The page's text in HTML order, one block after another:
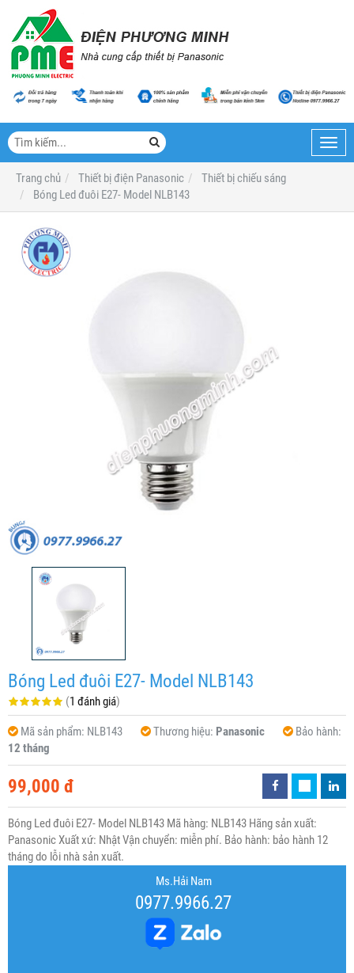
Trang chủ
Thiết bị điện Panasonic
Thiết bị chiếu sáng
Bóng Led đuôi E27- Model NLB143
Bóng Led đuôi E27- Model NLB143
(1 đánh giá)
Mã sản phẩm: NLB143 Thương hiệu: Panasonic
Bảo hành:
12 tháng
99,000 đ
Bóng Led đuôi E27- Model NLB143 Mã hàng: NLB143 Hãng sản xuất:
Panasonic Xuất xứ: Nhật Vận chuyển: miễn phí. Bảo hành: bảo hành 12
tháng do lỗi nhà sản xuất.
Ms.Hải Nam
0977.9966.27